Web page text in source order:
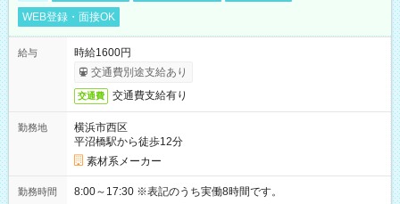
WEB登録・面接OK
給与
時給1600円
交通費別途支給あり
交通費 交通費支給有り
勤務地
横浜市西区
平沼橋駅から徒歩12分
素材系メーカー
勤務時間 8:00～17:30 ※表記のうち実働8時間です。